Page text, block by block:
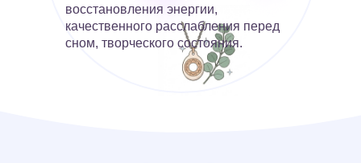
восстановления энергии,
качественного расслабления перед
сном, творческого состояния.